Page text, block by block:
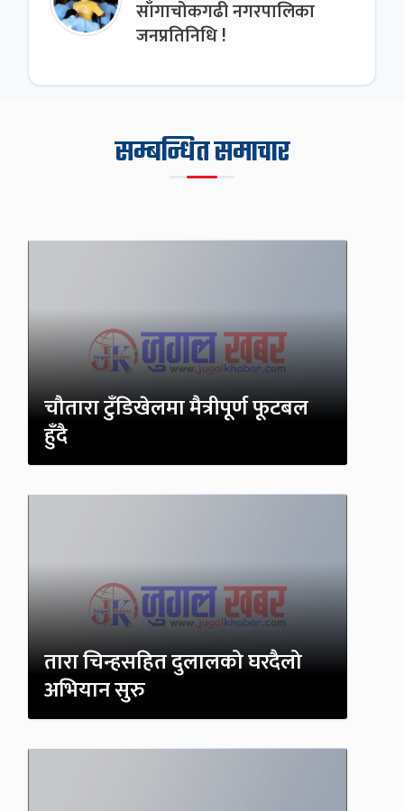
साँगाचोकगढी नगरपालिका
जनप्रतिनिधि !
सम्बन्धित समाचार
चौतारा टुँडिखेलमा मैत्रीपूर्ण फूटबल
हुँदै
तारा चिन्हसहित दुलालको घरदैलो
अभियान सुरु